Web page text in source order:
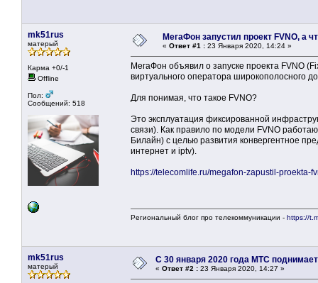
mk51rus
матерый
Карма +0/-1
Offline
Пол:
Сообщений: 518
МегаФон запустил проект FVNO, а
« Ответ #1 : 23 Января 2020, 14:24 »
МегаФон объявил о запуске проекта FVNO
виртуального оператора широкополосного
Для понимая, что такое FVNO?
Это эксплуатация фиксированной
связи). Как правило по модели FVNO
Билайн) с целью развития конвергентное
интернет и iptv).
https://telecomlife.ru/megafon-zapustil-proekta-
Региональный блог про телекоммуникации - https://
mk51rus
матерый
С 30 января 2020 года МТС
« Ответ #2 : 23 Января 2020, 14:27 »